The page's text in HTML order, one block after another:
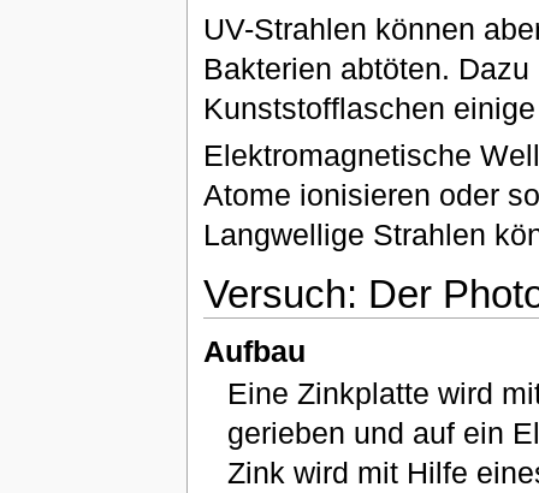
UV-Strahlen können
Bakterien abtöten.
Kunststofflaschen
Elektromagnetische
Atome ionisieren oder
Langwellige Strahlen
Versuch: Der
Aufbau
Eine Zinkplatte wird
gerieben und auf ein
Zink wird mit Hilfe